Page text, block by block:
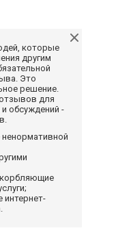
которые
другим
Это
решение.
для
обсуждений -
интернет-